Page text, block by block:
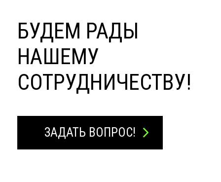
БУДЕМ РАДЫ
НАШЕМУ
СОТРУДНИЧЕСТВУ!
ЗАДАТЬ ВОПРОС!